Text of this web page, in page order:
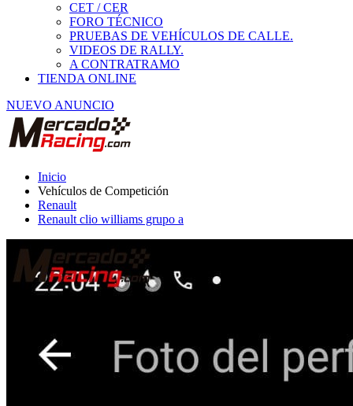
PRUEBAS DE VEHÍCULOS DE CALLE.
VIDEOS DE RALLY.
A CONTRATRAMO
TIENDA ONLINE
NUEVO ANUNCIO
Vehículos de Competición
Renault
Renault clio williams grupo a